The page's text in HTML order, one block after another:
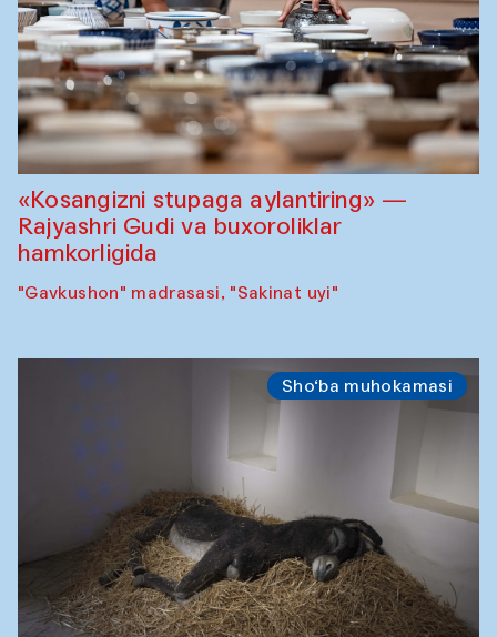
«Kosangizni stupaga aylantiring» —
Rajyashri Gudi va buxoroliklar
hamkorligida
"Gavkushon" madrasasi, "Sakinat uyi"
Sho‘ba muhokamasi